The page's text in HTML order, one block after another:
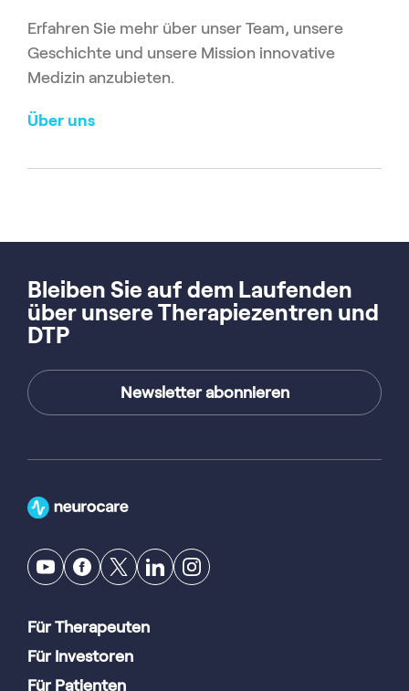
Erfahren Sie mehr über unser Team, unsere
Geschichte und unsere Mission innovative
Medizin anzubieten.
Über uns
Bleiben Sie auf dem Laufenden
über unsere Therapiezentren und
DTP
Newsletter abonnieren
Für Therapeuten
Für Investoren
Für Patienten